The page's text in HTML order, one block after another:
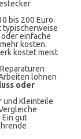
bis 200 Euro.
typischerweise
einfache
kosten.
kostet meist
lohnen
oder
und Kleinteile
Ein gut